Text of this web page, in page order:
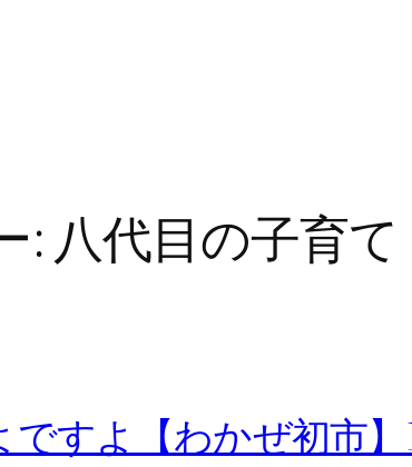
: 八代目の子育て
すよ【わかぜ初市】